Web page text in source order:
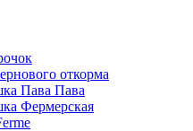
откорма
Пава Пава
Фермерская